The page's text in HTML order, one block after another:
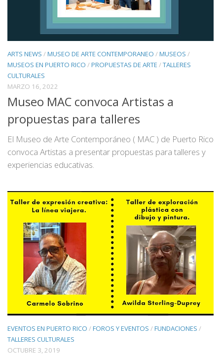
ARTS NEWS /MUSEO DE ARTE CONTEMPORANEO /MUSEOS /
MUSEOS EN PUERTO RICO /PROPUESTAS DE ARTE /TALLERES
CULTURALES
MARZO 16, 2022
Museo MAC convoca Artistas a
propuestas para talleres
El Museo de Arte Contemporáneo ( MAC ) de Puerto Rico
convoca Artistas a presentar propuestas para talleres y
experiencias educativas.
EVENTOS EN PUERTO RICO /FOROS Y EVENTOS /FUNDACIONES /
TALLERES CULTURALES
OCTUBRE 3, 2019